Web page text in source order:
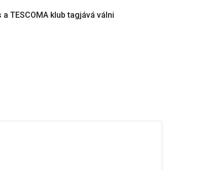
TESCOMA klub tagjává válni